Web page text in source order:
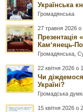
Українська
Громадянська
27 травня 2026 о
Презентація
Камʼянець-
Громадянська ,
22 квітня 2026 о
Чи
Україні?
Громадська
15 квітня 2026 о